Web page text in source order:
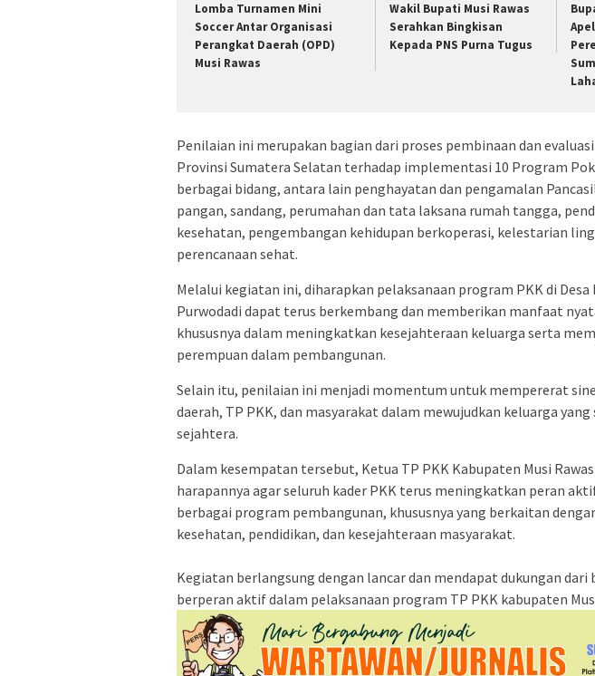
Lomba Turnamen Mini
Soccer Antar Organisasi
Perangkat Daerah (OPD)
Musi Rawas
Wakil Bupati Musi Rawas
Serahkan Bingkisan
Kepada PNS Purna Tugus
Penilaian ini merupakan bagian dari proses pembinaan dan
Provinsi Sumatera Selatan terhadap implementasi 10 Program
berbagai bidang, antara lain penghayatan dan pengamalan
pangan, sandang, perumahan dan tata laksana rumah tangga,
kesehatan, pengembangan kehidupan berkoperasi, kelestarian
perencanaan sehat.
‎Melalui kegiatan ini, diharapkan pelaksanaan program PKK di Desa
Purwodadi dapat terus berkembang dan memberikan manfaat
khususnya dalam meningkatkan kesejahteraan keluarga serta
perempuan dalam pembangunan.
Selain itu, penilaian ini menjadi momentum untuk mempererat
daerah, TP PKK, dan masyarakat dalam mewujudkan keluarga
sejahtera.
Dalam kesempatan tersebut, Ketua TP PKK Kabupaten Musi
harapannya agar seluruh kader PKK terus meningkatkan peran
berbagai program pembangunan, khususnya yang berkaitan
kesehatan, pendidikan, dan kesejahteraan masyarakat.
‎Kegiatan berlangsung dengan lancar dan mendapat dukungan dari
berperan aktif dalam pelaksanaan program TP PKK kabupaten